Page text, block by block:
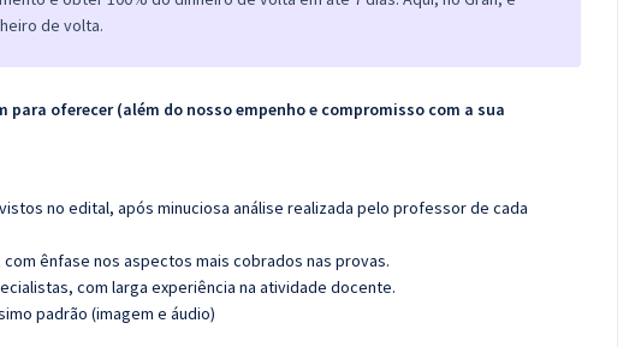
de volta.
para oferecer (além do nosso empenho e compromisso com a sua
no edital, após minuciosa análise realizada pelo professor de cada
ênfase nos aspectos mais cobrados nas provas.
com larga experiência na atividade docente.
padrão (imagem e áudio)